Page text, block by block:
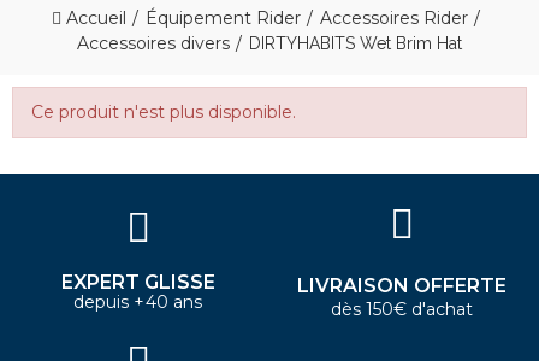
Accueil Équipement Rider
Accessoires Rider
Accessoires divers
DIRTYHABITS Wet Brim Hat
Ce produit n'est plus disponible.
EXPERT GLISSE
depuis +40 ans
LIVRAISON OFFERTE
dès 150€ d'achat